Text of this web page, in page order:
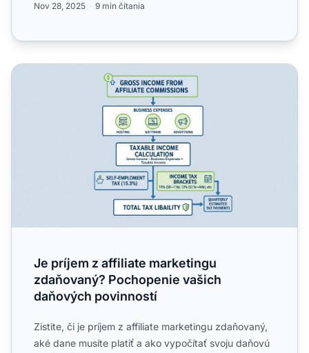
Nov 28, 2025 9 min čítania
Je príjem z affiliate marketingu zdaňovaný? Pochopenie
Je príjem z affiliate marketingu
zdaňovaný? Pochopenie vašich
daňových povinností
Zistite, či je príjem z affiliate marketingu zdaňovaný,
aké dane musíte platiť a ako vypočítať svoju daňovú